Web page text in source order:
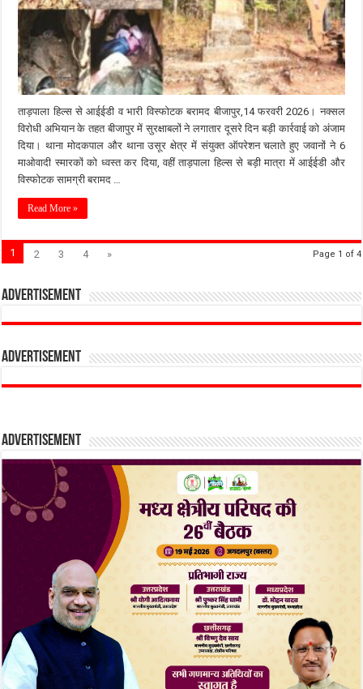
ताड़पाला हिल्स से आईईडी व भारी विस्फोटक बरामद बीजापुर,14 फरवरी 2026। नक्सल
विरोधी अभियान के तहत बीजापुर में सुरक्षाबलों ने लगातार दूसरे दिन बड़ी कार्रवाई को अंजाम
दिया। थाना मोदकपाल और थाना उसूर क्षेत्र में संयुक्त ऑपरेशन चलाते हुए जवानों ने 6
माओवादी स्मारकों को ध्वस्त कर दिया, वहीं ताड़पाला हिल्स से बड़ी मात्रा में आईईडी और
विस्फोटक सामग्री बरामद …
Read More »
Page 1 of 4
1 2 3 4 »
Advertisement
Advertisement
Advertisement